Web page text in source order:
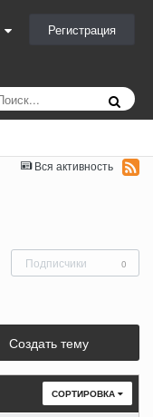
Регистрация
Вся активность
Подписчики 0
Создать тему
СОРТИРОВКА